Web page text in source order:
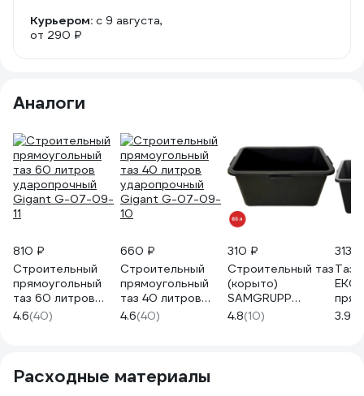
Курьером: c 9 августа,
от 290 ₽
Аналоги
810 ₽
Строительный
прямоугольный
таз 60 литров
ударопрочный
Gigant G-07-09-
4.6(40)
660 ₽
Строительный
прямоугольный
таз 40 литров
ударопрочный
Gigant G-07-09-
4.6(40)
310 ₽
Строительный таз
(корыто)
SAMGRUPP
прямоугольный 65
л SR-103010065
4.8(10)
313 ₽
Таз
л
3.9
Расходные материалы